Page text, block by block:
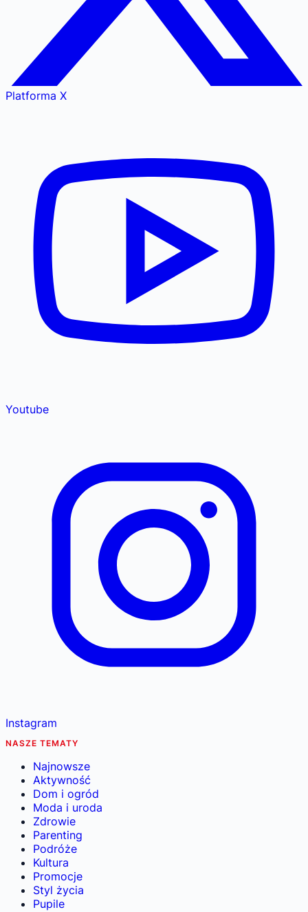
Platforma X
Youtube
Instagram
NASZE TEMATY
Najnowsze
Aktywność
Dom i ogród
Moda i uroda
Zdrowie
Parenting
Podróże
Kultura
Promocje
Styl życia
Pupile